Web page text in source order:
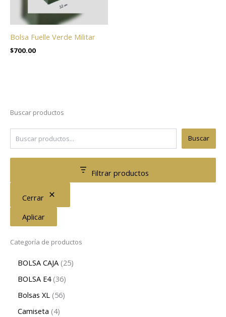
Bolsa Fuelle Verde Militar
$700.00
Buscar productos
Buscar
Filtrar productos
Cerrar
Aplicar
Categoría de productos
BOLSA CAJA 25
BOLSA E4 36
Bolsas XL 56
Camiseta 4